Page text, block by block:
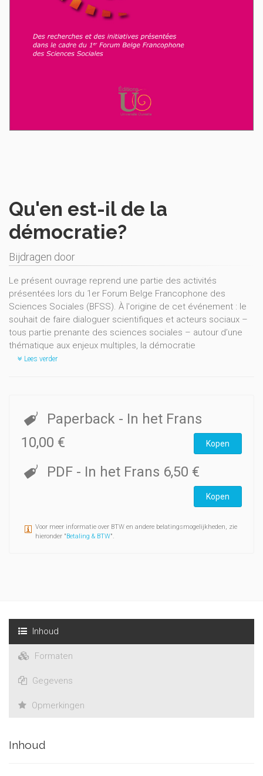
Qu'en est-il de la
démocratie?
Bijdragen door
Le présent ouvrage reprend une partie des activités
présentées lors du 1er Forum Belge Francophone des
Sciences Sociales (BFSS). À l'origine de cet événement : le
souhait de faire dialoguer scientifiques et acteurs sociaux –
tous partie prenante des sciences sociales – autour d’une
thématique aux enjeux multiples, la démocratie
Lees verder
Paperback - In het Frans
10,00 €
Kopen
PDF - In het Frans 6,50 €
Kopen
Voor meer informatie over BTW en andere belatingsmogelijkheden, zie
hieronder "Betaling & BTW".
Inhoud
Formaten
Gegevens
Opmerkingen
Inhoud